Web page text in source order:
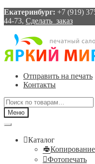
Екатеринбург: +7 (919)
44-73, Сделать заказ
Перейти
навигации
Перейти
содержимому
Отправить на печать
Контакты
Искать:
Меню
Каталог
Фотопечать